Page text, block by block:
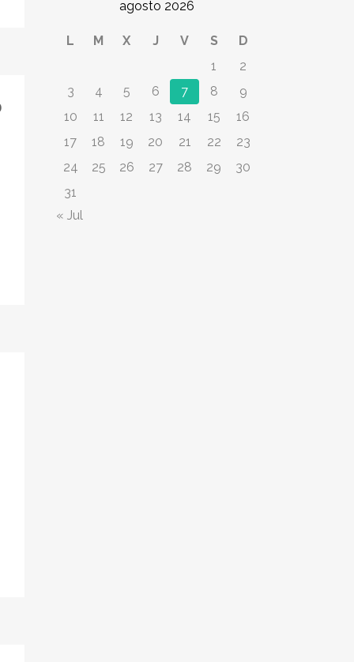
agosto 2026
L M X J V S
D
1
2
3
4 5 6 7 8
9
10
11 12 13 14 15
16
17
18 19 20 21 22
23
24
25 26 27 28 29
30
31
« Jul